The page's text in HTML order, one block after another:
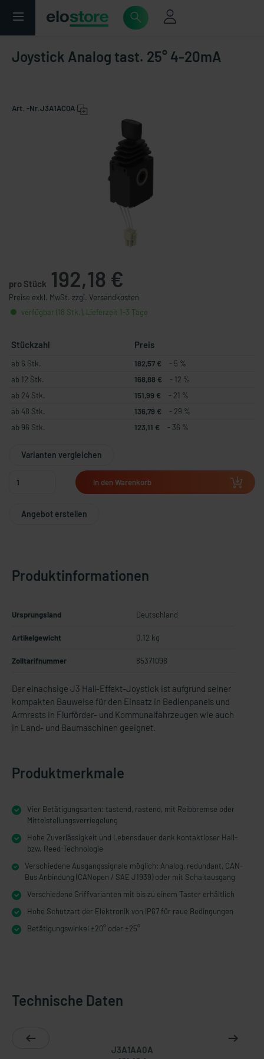
Joystick Analog tast. 25° 4-20mA
Art. -Nr. J3A1AC0A
pro Stück 192,18 €
Preise exkl. MwSt. zzgl. Versandkosten
verfügbar (18 Stk.), Lieferzeit 1-3 Tage
Stückzahl Preis
ab 6 Stk. 182,57 €
- 5 %
ab 12 Stk.
168,88 €
- 12 %
ab 24 Stk.
151,99 €
- 21 %
ab 48 Stk.
136,79 €
- 29 %
ab 96 Stk.
123,11 € - 36 %
Varianten vergleichen
In den Warenkorb
Angebot erstellen
Produktinformationen
Ursprungsland Deutschland
Artikelgewicht 0.12 kg
Zolltarifnummer 85371098
Der einachsige J3 Hall-Effekt-Joystick ist aufgrund seiner
kompakten Bauweise für den Einsatz in Bedienpanels und
Armrests in Flurförder- und Kommunalfahrzeugen wie auch
in Land- und Baumaschinen geeignet.
Produktmerkmale
Vier Betätigungsarten: tastend, rastend, mit Reibbremse oder
Mittelstellungsverriegelung
Hohe Zuverlässigkeit und Lebensdauer dank kontaktloser Hall-
bzw. Reed-Technologie
Verschiedene Ausgangssignale möglich: Analog, redundant, CAN-
Bus Anbindung (CANopen / SAE J1939) oder mit Schaltausgang
Verschiedene Griffvarianten mit bis zu einem Taster erhältlich
Hohe Schutzart der Elektronik von IP67 für raue Bedingungen
Betätigungswinkel ±20° oder ±25°
Technische Daten
J3A1AA0A